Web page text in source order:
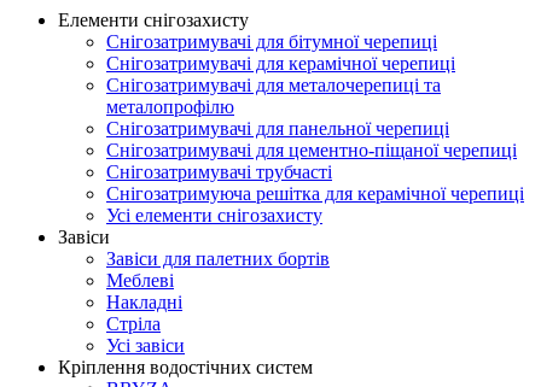
Елементи снігозахисту
Снігозатримувачі для бітумної черепиці
Снігозатримувачі для керамічної черепиці
Снігозатримувачі для металочерепиці та
металопрофілю
Снігозатримувачі для панельної черепиці
Снігозатримувачі для цементно-піщаної черепиці
Снігозатримувачі трубчасті
Снігозатримуюча решітка для керамічної черепиці
Усі елементи снігозахисту
Завіси
Завіси для палетних бортів
Меблеві
Накладні
Стріла
Усі завіси
Кріплення водостічних систем